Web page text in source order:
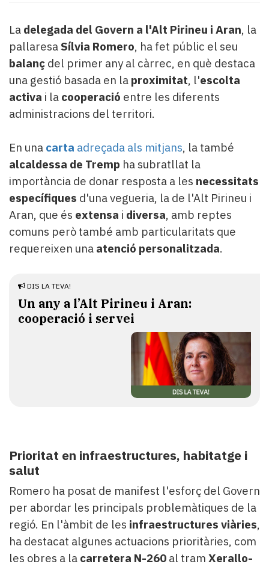
Contingut
patrocinat
més
llegit...
Editorial
La delegada del Govern a l'Alt Pirineu i Aran, la
pallaresa Sílvia Romero, ha fet públic el seu
balanç del primer any al càrrec, en què destaca
una gestió basada en la proximitat, l'escolta
activa i la cooperació entre les diferents
administracions del territori.
En una carta adreçada als mitjans, la també
alcaldessa de Tremp ha subratllat la
importància de donar resposta a les necessitats
específiques d'una vegueria, la de l'Alt Pirineu i
Aran, que és extensa i diversa, amb reptes
comuns però també amb particularitats que
requereixen una atenció personalitzada.
DIS LA TEVA!
Un any a l’Alt Pirineu i Aran:
cooperació i servei
Prioritat en infraestructures, habitatge i
salut
Romero ha posat de manifest l'esforç del Govern
per abordar les principals problemàtiques de la
regió. En l'àmbit de les infraestructures viàries,
ha destacat algunes actuacions prioritàries, com
les obres a la carretera N-260 al tram Xerallo-